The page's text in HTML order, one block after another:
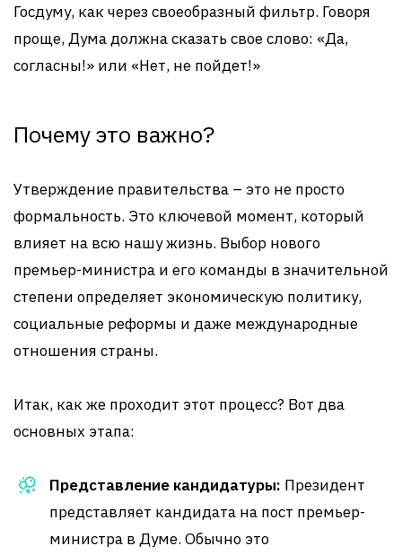
Госдуму, как через своеобразный фильтр. Говоря
проще, Дума должна сказать свое слово: «Да,
согласны!» или «Нет, не пойдет!»
Почему это важно?
Утверждение правительства – это не просто
формальность. Это ключевой момент, который
влияет на всю нашу жизнь. Выбор нового
премьер-министра и его команды в значительной
степени определяет экономическую политику,
социальные реформы и даже международные
отношения страны.
Итак, как же проходит этот процесс? Вот два
основных этапа:
Представление кандидатуры: Президент
представляет кандидата на пост премьер-
министра в Думе. Обычно это